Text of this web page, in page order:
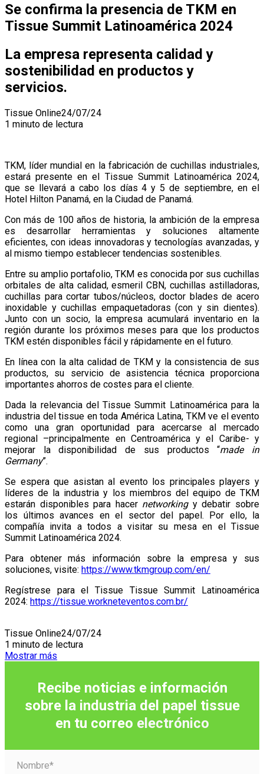
Se confirma la presencia de TKM en
Tissue Summit Latinoamérica 2024
La empresa representa calidad y
sostenibilidad en productos y
servicios.
Tissue Online24/07/24
1 minuto de lectura
TKM, líder mundial en la fabricación de cuchillas industriales,
estará presente en el Tissue Summit Latinoamérica 2024,
que se llevará a cabo los días 4 y 5 de septiembre, en el
Hotel Hilton Panamá, en la Ciudad de Panamá.
Con más de 100 años de historia, la ambición de la empresa
es desarrollar herramientas y soluciones altamente
eficientes, con ideas innovadoras y tecnologías avanzadas, y
al mismo tiempo establecer tendencias sostenibles.
Entre su amplio portafolio, TKM es conocida por sus cuchillas
orbitales de alta calidad, esmeril CBN, cuchillas astilladoras,
cuchillas para cortar tubos/núcleos, doctor blades de acero
inoxidable y cuchillas empaquetadoras (con y sin dientes).
Junto con un socio, la empresa acumulará inventario en la
región durante los próximos meses para que los productos
TKM estén disponibles fácil y rápidamente en el futuro.
En línea con la alta calidad de TKM y la consistencia de sus
productos, su servicio de asistencia técnica proporciona
importantes ahorros de costes para el cliente.
Dada la relevancia del Tissue Summit Latinoamérica para la
industria del tissue en toda América Latina, TKM ve el evento
como una gran oportunidad para acercarse al mercado
regional –principalmente en Centroamérica y el Caribe- y
mejorar la disponibilidad de sus productos “made in
Germany”.
Se espera que asistan al evento los principales players y
líderes de la industria y los miembros del equipo de TKM
estarán disponibles para hacer networkingy debatir sobre
los últimos avances en el sector del papel. Por ello, la
compañía invita a todos a visitar su mesa en el Tissue
Summit Latinoamérica 2024.
Para obtener más información sobre la empresa y sus
soluciones, visite: https://www.tkmgroup.com/en/
Regístrese para el Tissue Tissue Summit Latinoamérica
2024: https://tissue.workneteventos.com.br/
Tissue Online24/07/24
1 minuto de lectura
Mostrar más
Recibe noticias e información
sobre la industria del papel tissue
en tu correo electrónico
Nombre*